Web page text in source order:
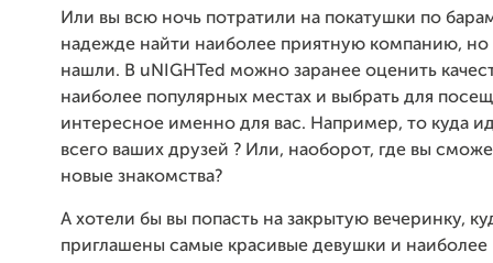
Или вы всю ночь потратили на покатушки по
надежде найти наиболее приятную компанию, но
нашли. В uNIGHTed можно заранее оценить
наиболее популярных местах и выбрать для
интересное именно для вас. Например, то куда
всего ваших друзей ? Или, наоборот, где вы
новые знакомства?
А хотели бы вы попасть на закрытую вечеринку,
приглашены самые красивые девушки и